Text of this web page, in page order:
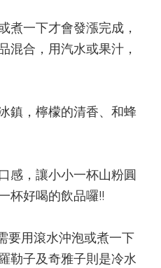
煮一下才會發漲完成，
混合，用汽水或果汁，
鎮，檸檬的清香、和蜂
感，讓小小一杯山粉圓
杯好喝的飲品囉!!
勒子及奇雅子則是冷水